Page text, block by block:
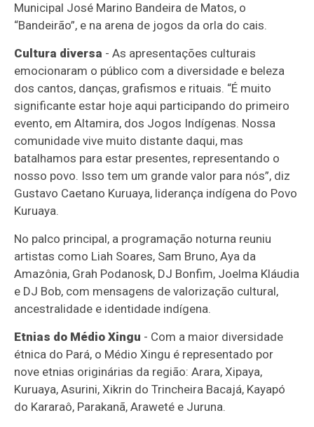
Municipal José Marino Bandeira de Matos, o
“Bandeirão”, e na arena de jogos da orla do cais.
Cultura diversa - As apresentações culturais
emocionaram o público com a diversidade e beleza
dos cantos, danças, grafismos e rituais. “É muito
significante estar hoje aqui participando do primeiro
evento, em Altamira, dos Jogos Indígenas. Nossa
comunidade vive muito distante daqui, mas
batalhamos para estar presentes, representando o
nosso povo. Isso tem um grande valor para nós”, diz
Gustavo Caetano Kuruaya, liderança indígena do Povo
Kuruaya.
No palco principal, a programação noturna reuniu
artistas como Liah Soares, Sam Bruno, Aya da
Amazônia, Grah Podanosk, DJ Bonfim, Joelma Kláudia
e DJ Bob, com mensagens de valorização cultural,
ancestralidade e identidade indígena.
Etnias do Médio Xingu - Com a maior diversidade
étnica do Pará, o Médio Xingu é representado por
nove etnias originárias da região: Arara, Xipaya,
Kuruaya, Asurini, Xikrin do Trincheira Bacajá, Kayapó
do Kararaô, Parakanã, Araweté e Juruna.